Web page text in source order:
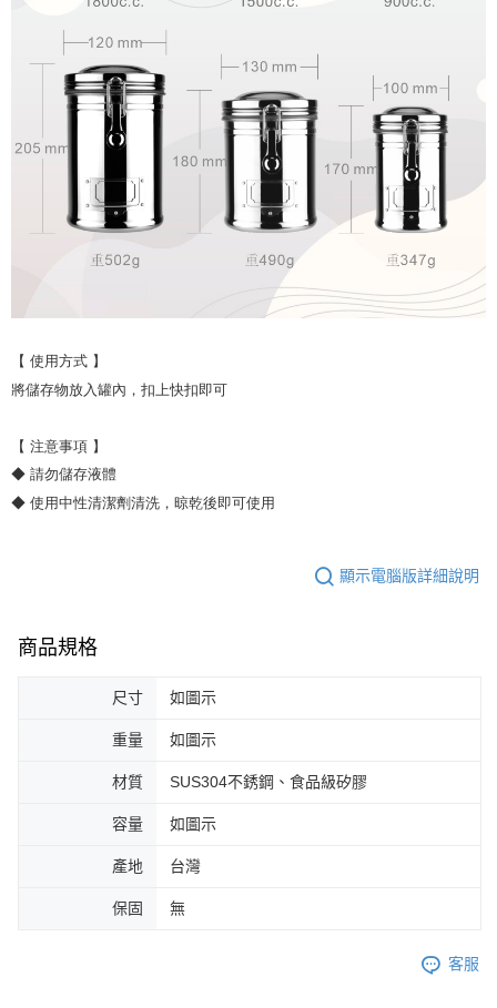
【 使用方式 】
將儲存物放入罐內，扣上快扣即可
【 注意事項 】
◆ 請勿儲存液體
◆ 使用中性清潔劑清洗，晾乾後即可使用
顯示電腦版詳細說明
商品規格
尺寸 如圖示
重量 如圖示
材質 SUS304不銹鋼、食品級矽膠
容量 如圖示
產地 台灣
保固 無
客服